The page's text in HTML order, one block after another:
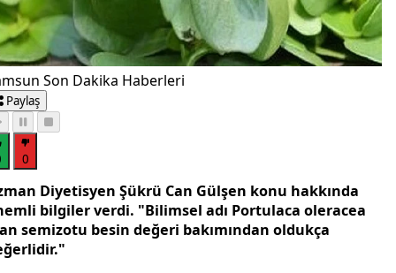
Son Dakika Haberleri
Paylaş
0
Diyetisyen Şükrü Can Gülşen konu hakkında
bilgiler verdi. "Bilimsel adı Portulaca oleracea
semizotu besin değeri bakımından oldukça